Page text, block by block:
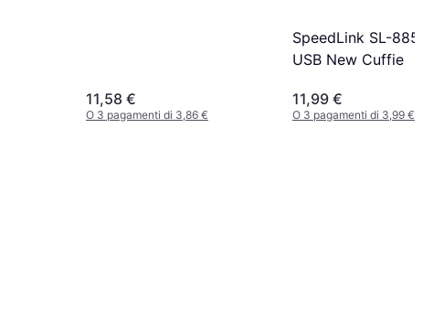
11,58 €
O 3 pagamenti di 3,86 €
SpeedLink SL-8850-
USB New Cuffie
11,99 €
O 3 pagamenti di 3,99 €